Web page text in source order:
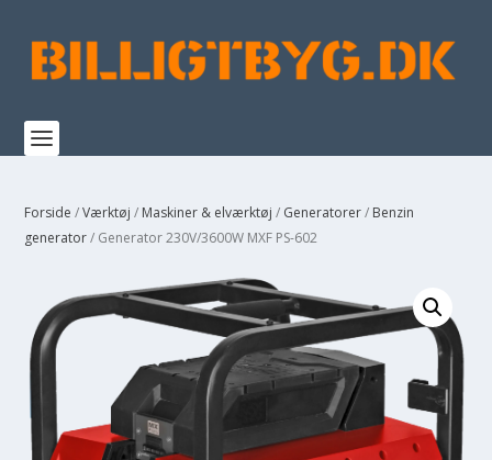
Forside /Værktøj / Maskiner & elværktøj / Generatorer/ Benzin
generator/ Generator 230V/3600W MXF PS-602